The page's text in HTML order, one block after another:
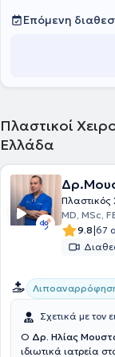
Επόμενη
Πλαστικοί
Ελλάδα
Πλαστικός
MD, MSc,
9.8|67
Σχετικά με τον
Ο Δρ. Ηλίας
ιδιωτικά ιατρεία